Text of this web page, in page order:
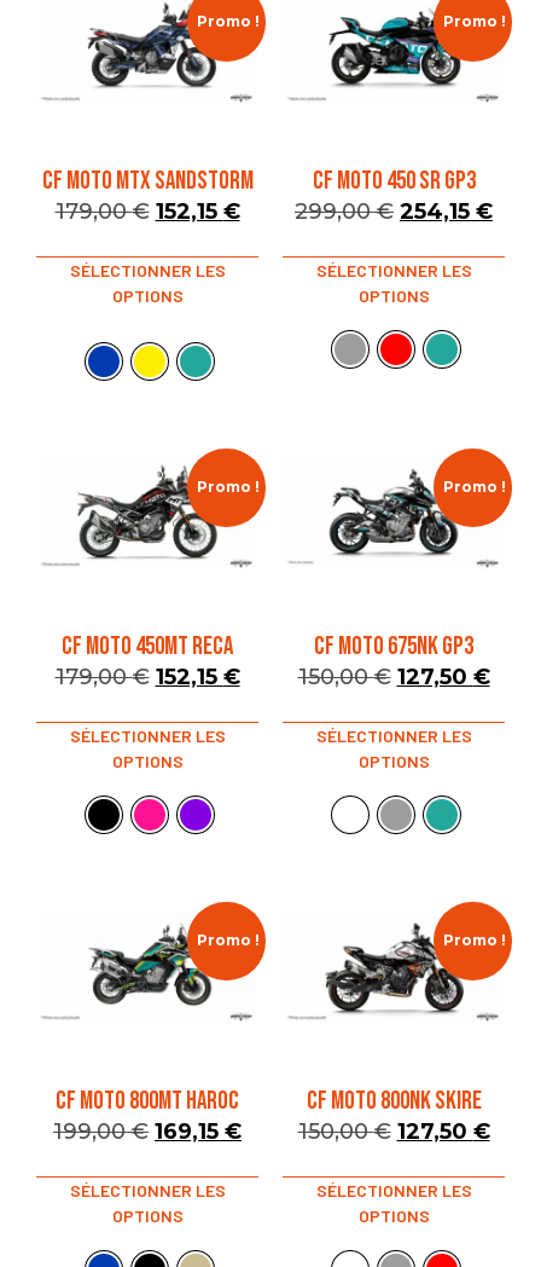
Promo !
CF MOTO MTX SANDSTORM
179,00€ 152,15 €
SÉLECTIONNER LES
OPTIONS
Promo !
CF MOTO 450 SR GP3
299,00€ 254,15 €
SÉLECTIONNER LES
OPTIONS
Promo !
CF MOTO 450MT RECA
179,00€ 152,15 €
SÉLECTIONNER LES
OPTIONS
Promo !
CF MOTO 675NK GP3
150,00€ 127,50 €
SÉLECTIONNER LES
OPTIONS
Promo !
CF MOTO 800MT HAROC
199,00€ 169,15 €
SÉLECTIONNER LES
OPTIONS
Promo !
CF MOTO 800NK SKIRE
150,00€ 127,50 €
SÉLECTIONNER LES
OPTIONS